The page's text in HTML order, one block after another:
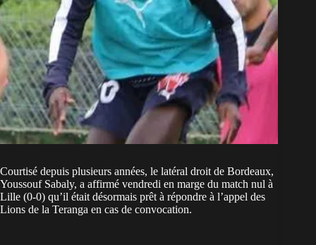
Courtisé depuis plusieurs années, le latéral droit de Bordeaux,
Youssouf Sabaly, a affirmé vendredi en marge du match nul à
Lille (0-0) qu’il était désormais prêt à répondre à l’appel des
Lions de la Teranga en cas de convocation.